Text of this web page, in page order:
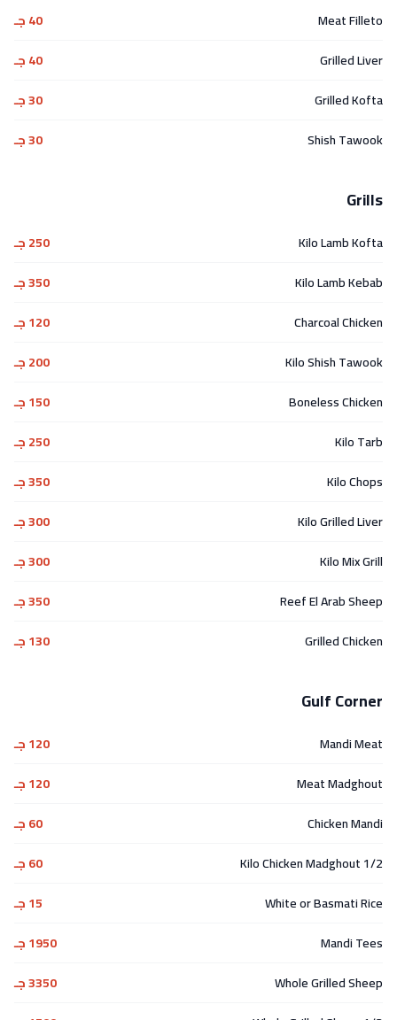
Meat Filleto
40 جـ
Grilled Liver
40 جـ
Grilled Kofta
30 جـ
Shish Tawook
30 جـ
Grills
Kilo Lamb Kofta
250 جـ
Kilo Lamb Kebab
350 جـ
Charcoal Chicken
120 جـ
Kilo Shish Tawook
200 جـ
Boneless Chicken
150 جـ
Kilo Tarb
250 جـ
Kilo Chops
350 جـ
Kilo Grilled Liver
300 جـ
Kilo Mix Grill
300 جـ
Reef El Arab Sheep
350 جـ
Grilled Chicken
130 جـ
Gulf Corner
Mandi Meat
120 جـ
Meat Madghout
120 جـ
Chicken Mandi
60 جـ
1/2 Kilo Chicken Madghout
60 جـ
White or Basmati Rice
15 جـ
Mandi Tees
1950 جـ
Whole Grilled Sheep
3350 جـ